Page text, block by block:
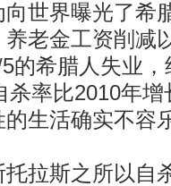
界曝光了希
老金工资削减
的希腊人失业
杀率比2010年
生活确实不容
斯之所以自